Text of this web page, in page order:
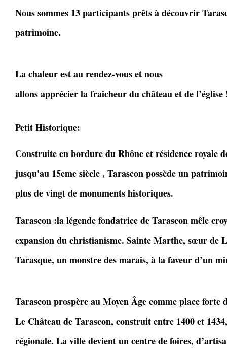
Nous sommes 13 participants prêts à découvrir
patrimoine.
La chaleur est au rendez-vous et nous
allons apprécier la fraicheur du château et de l’église
Petit Historique:
Construite en bordure du Rhône et résidence royale
jusqu'au 15eme siècle , Tarascon possède un
plus de vingt de monuments historiques.
Tarascon :la légende fondatrice de Tarascon mêle
expansion du christianisme. Sainte Marthe, sœur de
Tarasque, un monstre des marais, à la faveur d’un
Tarascon prospère au Moyen Âge comme place forte
Le Château de Tarascon, construit entre 1400 et
régionale. La ville devient un centre de foires,